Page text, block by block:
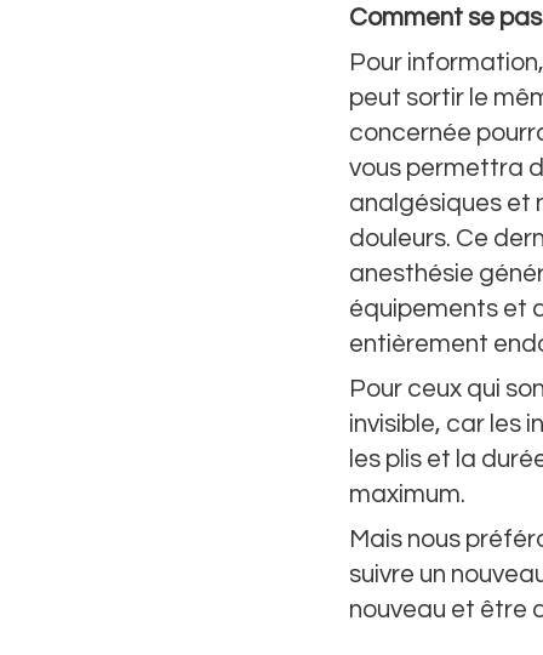
Comment se
Pour
peut sortir le
concernée
vous permettra
analgésiques et
douleurs. Ce
anesthésie
équipements et
entièrement
Pour ceux qui
invisible, car les
les plis et la
maximum.
Mais nous
suivre un
nouveau et être